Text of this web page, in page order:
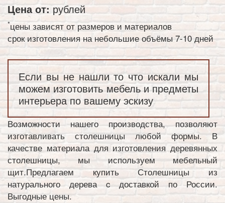
Цена от: рублей
*цены зависят от размеров и материалов
срок изготовления на небольшие объёмы 7-10 дней
Если вы не нашли то что искали мы
можем изготовить мебель и предметы
интерьера по вашему эскизу
Возможности нашего производства, позволяют
изготавливать столешницы любой формы. В
качестве материала для изготовления деревянных
столешницы, мы используем мебельный
щит.Предлагаем купить Столешницы из
натурального дерева c доставкой по России.
Выгодные цены.